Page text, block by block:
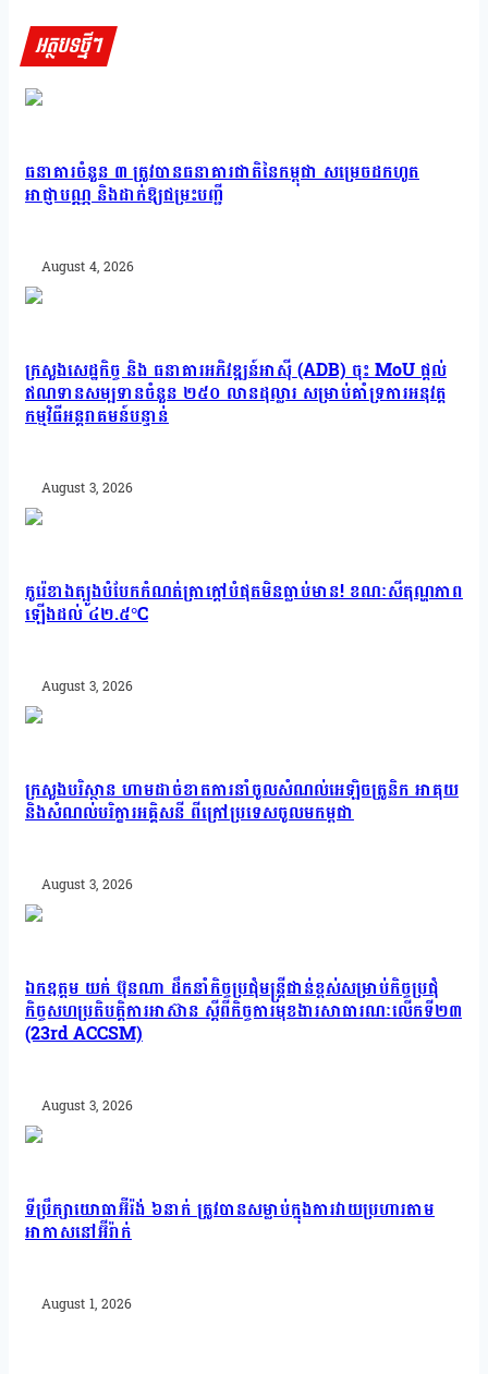
អត្ថបទថ្មីៗ
ធនាគារចំនួន ៣ ត្រូវបានធនាគារជាតិនៃកម្ពុជា សម្រេចដកហូត
អាជ្ញាបណ្ណ និងដាក់ឱ្យជម្រះបញ្ជី
August 4, 2026
ក្រសួងសេដ្ឋកិច្ច និង ធនាគារអភិវឌ្ឍន៍អាស៊ី (ADB) ចុះ MoU ផ្តល់
ឥណទានសម្បទានចំនួន ២៥០ លានដុល្លារ សម្រាប់គាំទ្រការអនុវត្ត
កម្មវិធីអន្តរាគមន៍បន្ទាន់
August 3, 2026
កូរ៉េខាងត្បូងបំបែកកំណត់ត្រាក្ដៅបំផុតមិនធ្លាប់មាន! ខណៈសីតុណ្ហភាព
ឡើងដល់ ៤២.៥°C
August 3, 2026
ក្រសួងបរិស្ថាន ហាមដាច់ខាតការនាំចូលសំណល់អេឡិចត្រូនិក អាគុយ
និងសំណល់បរិក្ខារអគ្គិសនី ពីក្រៅប្រទេសចូលមកម្ពុជា
August 3, 2026
ឯកឧត្តម យក់ ប៊ុនណា ដឹកនាំកិច្ចប្រជុំមន្ត្រីជាន់ខ្ពស់សម្រាប់កិច្ចប្រជុំ
កិច្ចសហប្រតិបត្តិការអាស៊ាន ស្តីពីកិច្ចការមុខងារសាធារណៈលើកទី២៣
(23rd ACCSM)
August 3, 2026
ទីប្រឹក្សាយោធាអ៊ីរ៉ង់ ៦នាក់ ត្រូវបានសម្លាប់ក្នុងការវាយប្រហារតាម
អាកាសនៅអ៊ីរ៉ាក់
August 1, 2026